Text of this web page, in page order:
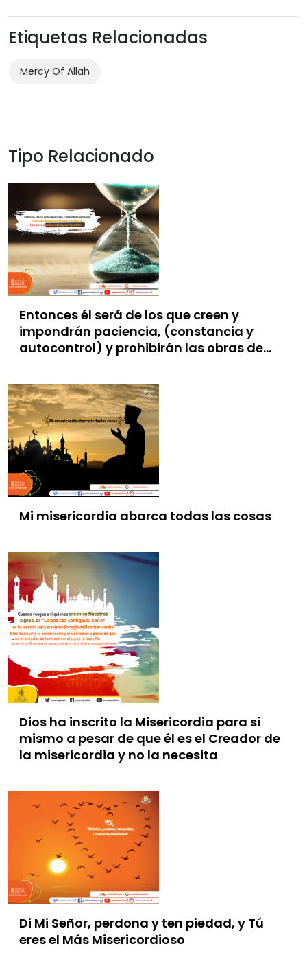
Etiquetas Relacionadas
Mercy Of Allah
Tipo Relacionado
Entonces él será de los que creen y
impondrán paciencia, (constancia y
autocontrol) y prohibirán las obras de
Mi misericordia abarca todas las cosas
Dios ha inscrito la Misericordia para sí
mismo a pesar de que él es el Creador de
la misericordia y no la necesita
Di Mi Señor, perdona y ten piedad, y Tú
eres el Más Misericordioso